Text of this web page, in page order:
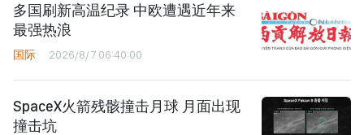
多国刷新高温纪录 中欧遭遇近年来
最强热浪
国际 2026/8/7 06:40:00
SpaceX火箭残骸撞击月球 月面出现
撞击坑